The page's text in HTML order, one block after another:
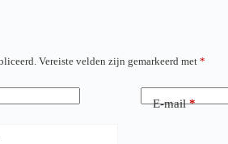
Vereiste velden zijn gemarkeerd met *
E-mail*